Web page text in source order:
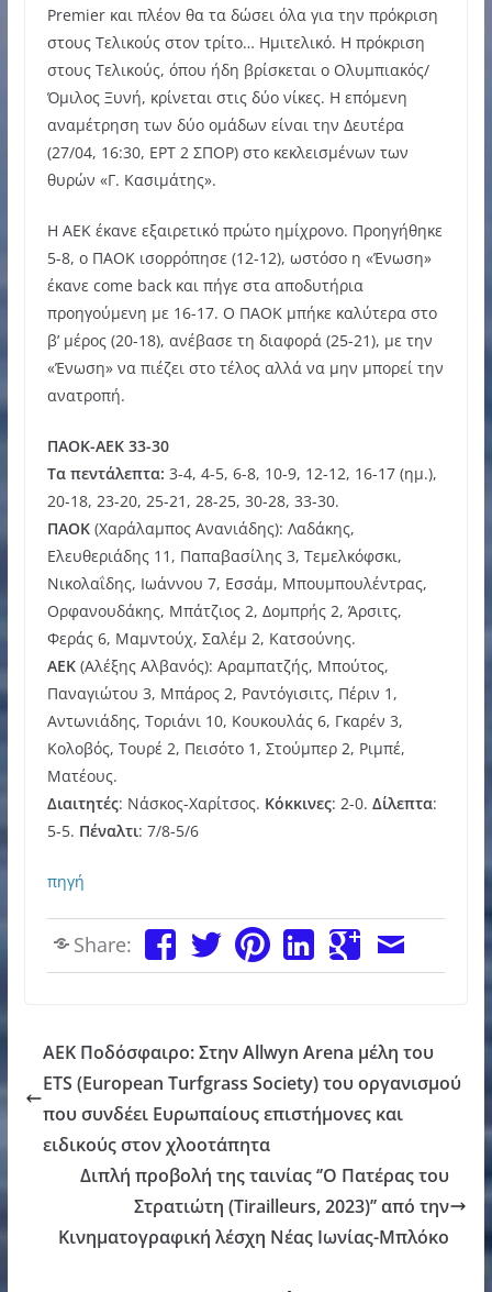
Premier και πλέον θα τα δώσει όλα για την πρόκριση
στους Τελικούς στον τρίτο… Ημιτελικό. Η πρόκριση
στους Τελικούς, όπου ήδη βρίσκεται ο Ολυμπιακός/
Όμιλος Ξυνή, κρίνεται στις δύο νίκες. Η επόμενη
αναμέτρηση των δύο ομάδων είναι την Δευτέρα
(27/04, 16:30, ΕΡΤ 2 ΣΠΟΡ) στο κεκλεισμένων των
θυρών «Γ. Κασιμάτης».
H ΑΕΚ έκανε εξαιρετικό πρώτο ημίχρονο. Προηγήθηκε
5-8, ο ΠΑΟΚ ισορρόπησε (12-12), ωστόσο η «Ένωση»
έκανε come back και πήγε στα αποδυτήρια
προηγούμενη με 16-17. Ο ΠΑΟΚ μπήκε καλύτερα στο
β’ μέρος (20-18), ανέβασε τη διαφορά (25-21), με την
«Ένωση» να πιέζει στο τέλος αλλά να μην μπορεί την
ανατροπή.
ΠΑΟΚ-AEK 33-30
Τα πεντάλεπτα: 3-4, 4-5, 6-8, 10-9, 12-12, 16-17 (ημ.),
20-18, 23-20, 25-21, 28-25, 30-28, 33-30.
ΠΑΟΚ(Χαράλαμπος Ανανιάδης): Λαδάκης,
Ελευθεριάδης 11, Παπαβασίλης 3, Τεμελκόφσκι,
Νικολαΐδης, Ιωάννου 7, Εσσάμ, Μπουμπουλέντρας,
Ορφανουδάκης, Μπάτζιος 2, Δομπρής 2, Άρσιτς,
Φεράς 6, Μαμντούχ, Σαλέμ 2, Κατσούνης.
ΑΕΚ(Αλέξης Αλβανός): Αραμπατζής, Μπούτος,
Παναγιώτου 3, Μπάρος 2, Ραντόγισιτς, Πέριν 1,
Αντωνιάδης, Τοριάνι 10, Κουκουλάς 6, Γκαρέν 3,
Κολοβός, Τουρέ 2, Πεισότο 1, Στούμπερ 2, Ριμπέ,
Ματέους.
Διαιτητές: Νάσκος-Χαρίτσος. Κόκκινες: 2-0. Δίλεπτα:
5-5. Πέναλτι: 7/8-5/6
πηγή
Share:
ΑΕΚ Ποδόσφαιρο: Στην Allwyn Arena μέλη του
ETS (European Turfgrass Society) του οργανισμού
που συνδέει Ευρωπαίους επιστήμονες και
ειδικούς στον χλοοτάπητα
Διπλή προβολή της ταινίας ‘’Ο Πατέρας του
Στρατιώτη (Tirailleurs, 2023)’’ από την
Kινηματογραφική λέσχη Νέας Ιωνίας-Μπλόκο